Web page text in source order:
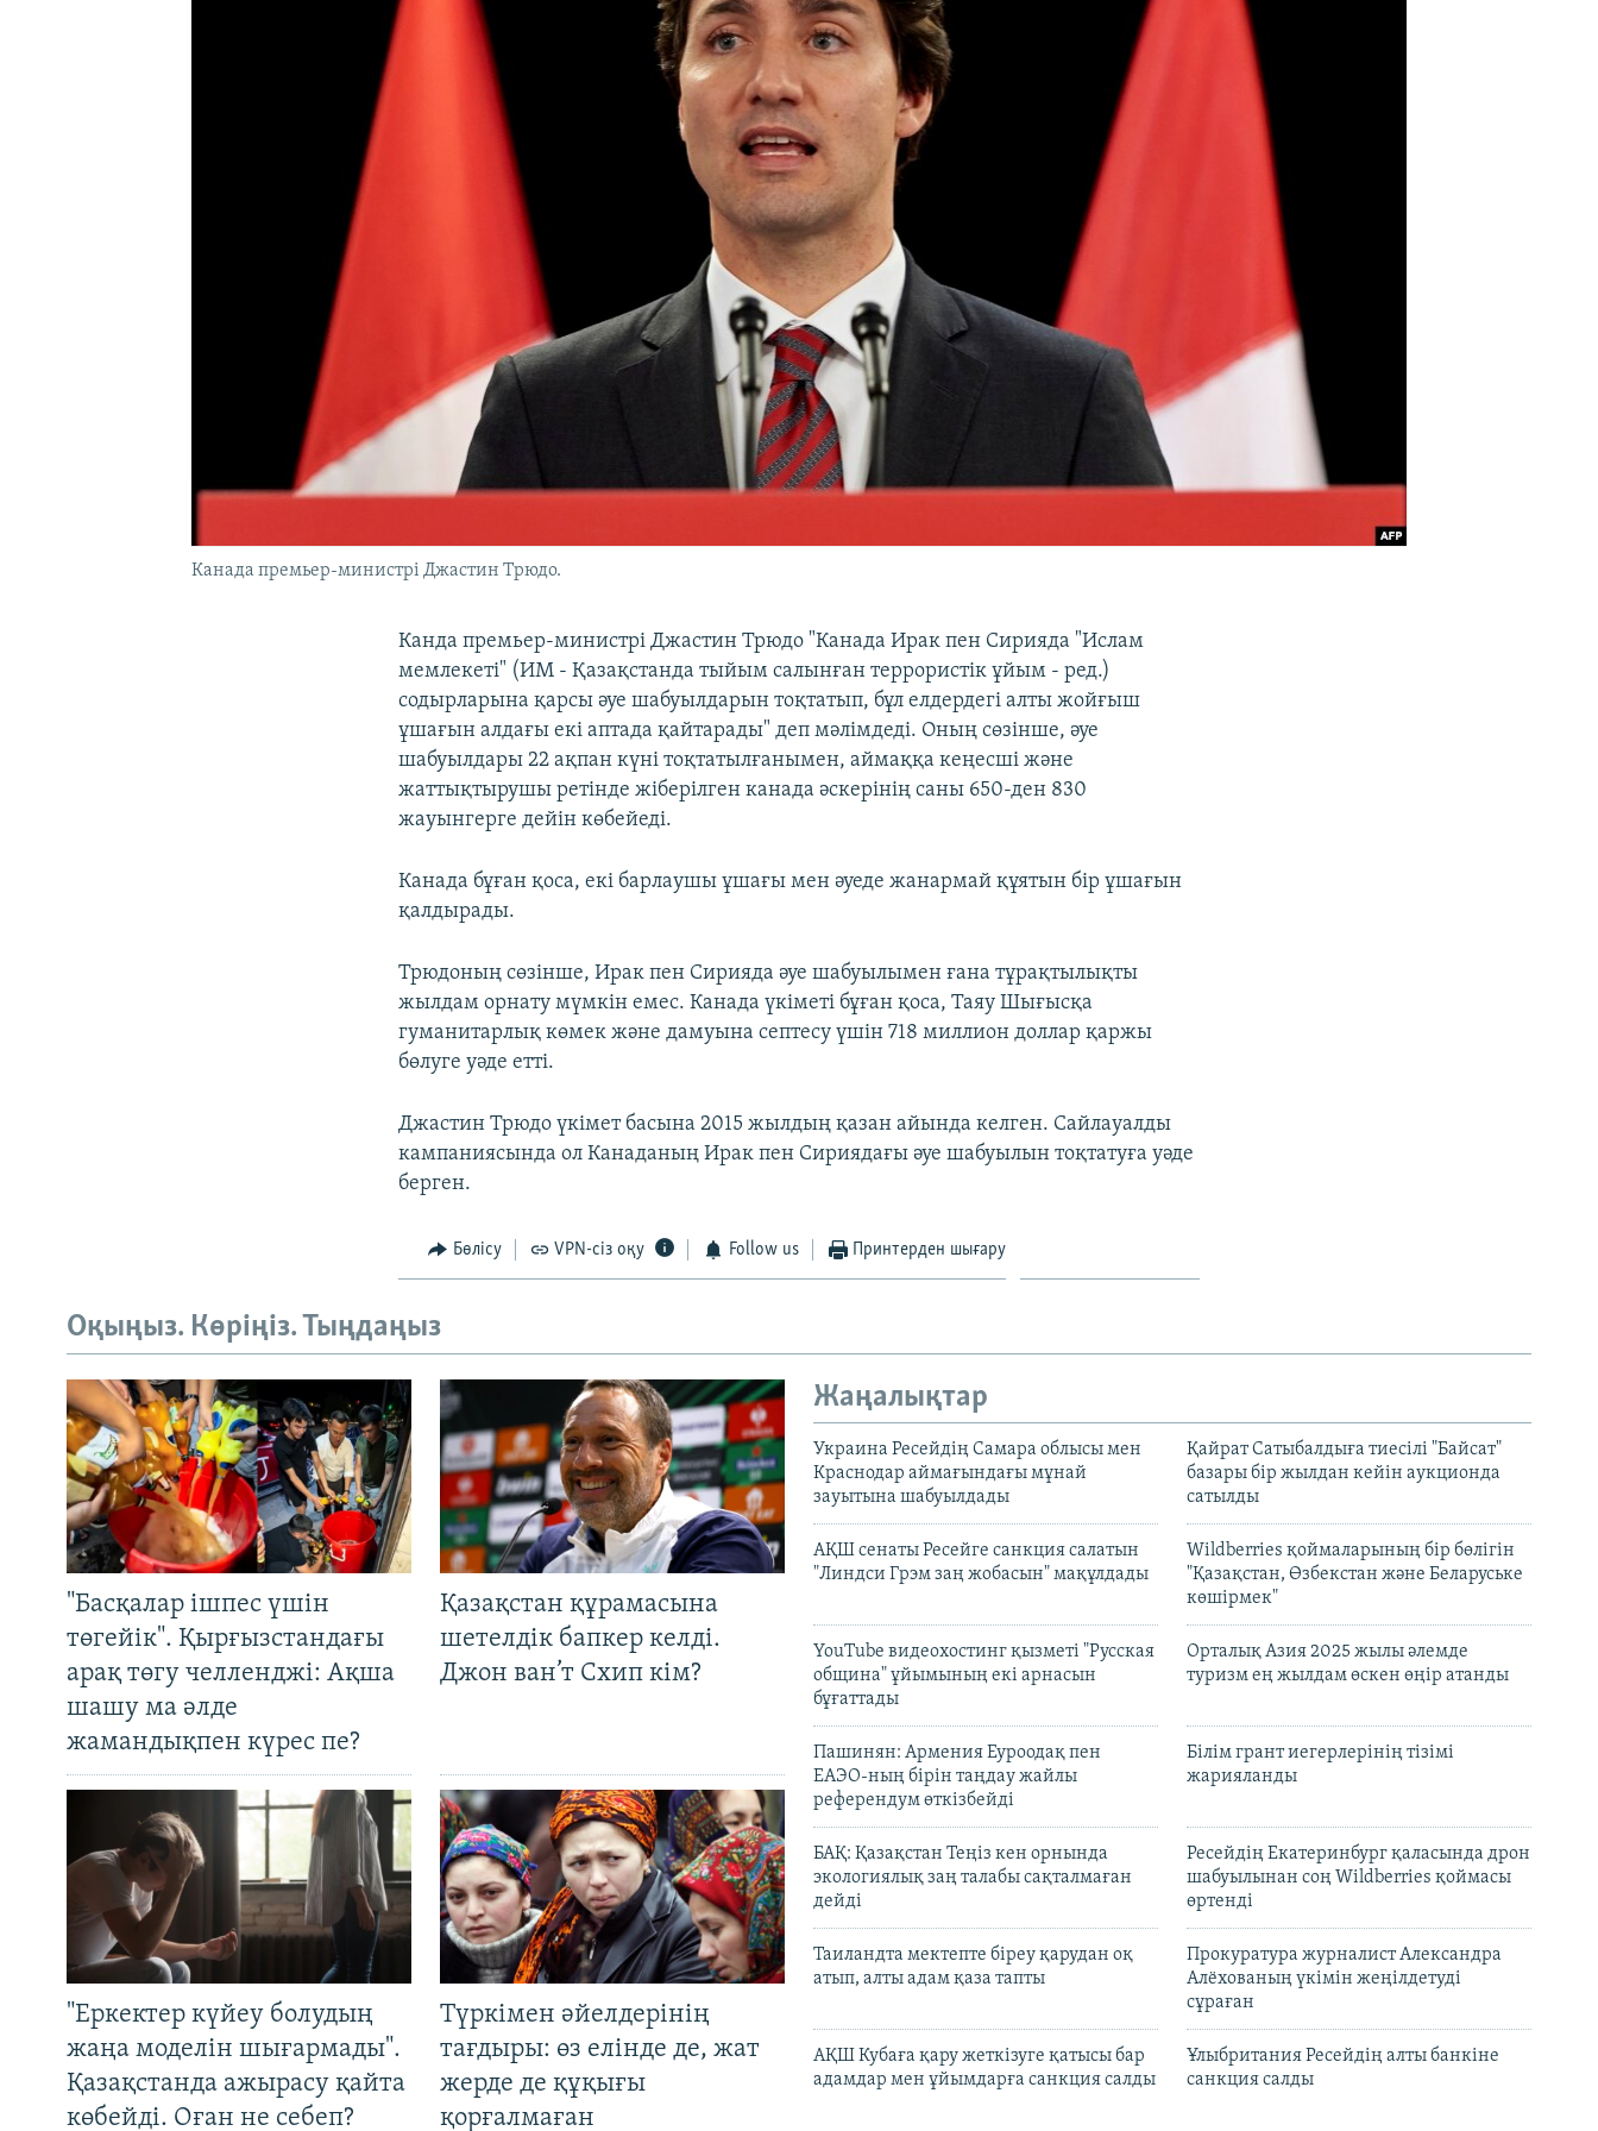
Канада премьер-министрі Джастин Трюдо.
Канда премьер-министрі Джастин Трюдо "Канада Ирак пен Сирияда "Ислам
мемлекеті" (ИМ - Қазақстанда тыйым салынған террористік ұйым - ред.)
содырларына қарсы әуе шабуылдарын тоқтатып, бұл елдердегі алты жойғыш
ұшағын алдағы екі аптада қайтарады" деп мәлімдеді. Оның сөзінше, әуе
шабуылдары 22 ақпан күні тоқтатылғанымен, аймаққа кеңесші және
жаттықтырушы ретінде жіберілген канада әскерінің саны 650-ден 830
жауынгерге дейін көбейеді.
Канада бұған қоса, екі барлаушы ұшағы мен әуеде жанармай құятын бір ұшағын
қалдырады.
Трюдоның сөзінше, Ирак пен Сирияда әуе шабуылымен ғана тұрақтылықты
жылдам орнату мүмкін емес. Канада үкіметі бұған қоса, Таяу Шығысқа
гуманитарлық көмек және дамуына септесу үшін 718 миллион доллар қаржы
бөлуге уәде етті.
Джастин Трюдо үкімет басына 2015 жылдың қазан айында келген. Сайлауалды
кампаниясында ол Канаданың Ирак пен Сириядағы әуе шабуылын тоқтатуға уәде
берген.
Бөлісу VPN-сіз оқу Follow us Принтерден шығару
Оқыңыз. Көріңіз. Тыңдаңыз
"Басқалар ішпес үшін
төгейік". Қырғызстандағы
арақ төгу челленджі: Ақша
шашу ма әлде
жамандықпен күрес пе?
Қазақстан құрамасына
шетелдік бапкер келді.
Джон ван’т Схип кім?
"Еркектер күйеу болудың
жаңа моделін шығармады".
Қазақстанда ажырасу қайта
көбейді. Оған не себеп?
Түркімен әйелдерінің
тағдыры: өз елінде де, жат
жерде де құқығы
қорғалмаған
Жаңалықтар
Украина Ресейдің Самара облысы мен
Краснодар аймағындағы мұнай
зауытына шабуылдады
Қайрат Сатыбалдыға тиесілі "Байсат"
базары бір жылдан кейін аукционда
сатылды
АҚШ сенаты Ресейге санкция салатын
"Линдси Грэм заң жобасын" мақұлдады
Wildberries қоймаларының бір бөлігін
"Қазақстан, Өзбекстан және Беларуське
көшірмек"
YouTube видеохостинг қызметі "Русская
община" ұйымының екі арнасын
бұғаттады
Орталық Азия 2025 жылы әлемде
туризм ең жылдам өскен өңір атанды
Пашинян: Армения Еуроодақ пен
ЕАЭО-ның бірін таңдау жайлы
референдум өткізбейді
Білім грант иегерлерінің тізімі
жарияланды
БАҚ: Қазақстан Теңіз кен орнында
экологиялық заң талабы сақталмаған
дейді
Ресейдің Екатеринбург қаласында дрон
шабуылынан соң Wildberries қоймасы
өртенді
Таиландта мектепте біреу қарудан оқ
атып, алты адам қаза тапты
Прокуратура журналист Александра
Алёхованың үкімін жеңілдетуді
сұраған
АҚШ Кубаға қару жеткізуге қатысы бар
адамдар мен ұйымдарға санкция салды
Ұлыбритания Ресейдің алты банкіне
санкция салды